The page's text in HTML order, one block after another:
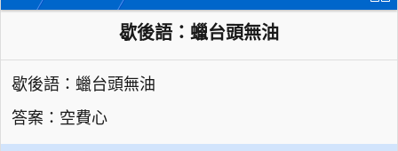
歇後語：蠟台頭無油
歇後語：蠟台頭無油
答案：空費心